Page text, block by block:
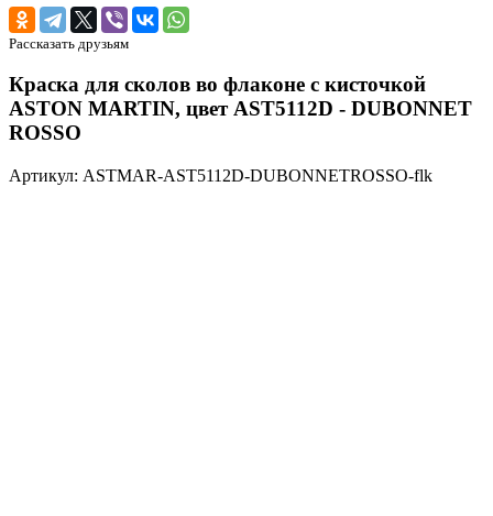
Рассказать друзьям
Краска для сколов во флаконе с кисточкой
ASTON MARTIN, цвет AST5112D - DUBONNET
ROSSO
Артикул: ASTMAR-AST5112D-DUBONNETROSSO-flk